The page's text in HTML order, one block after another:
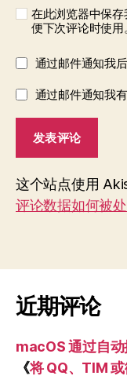
在此浏览器中保
便下次评论时使用
通过邮件通知我
通过邮件通知我
这个站点使用
评论数据如何被
近期评论
macOS 通过自
《将 QQ、TIM